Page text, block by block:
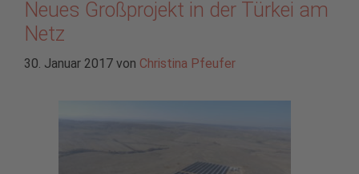
Neues Großprojekt in der Türkei am
Netz
30. Januar 2017 von Christina Pfeufer